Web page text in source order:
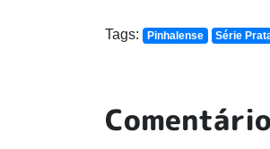
Tags: Pinhalense Série